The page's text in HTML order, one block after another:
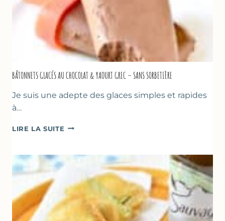
BÂTONNETS GLACÉS AU CHOCOLAT & YAOURT GREC – SANS SORBETIÈRE
Je suis une adepte des glaces simples et rapides
à…
LIRE LA SUITE BÂTONNETS
CHOCOLAT
YAOURT
GREC
–
SANS
SORBETIÈRE